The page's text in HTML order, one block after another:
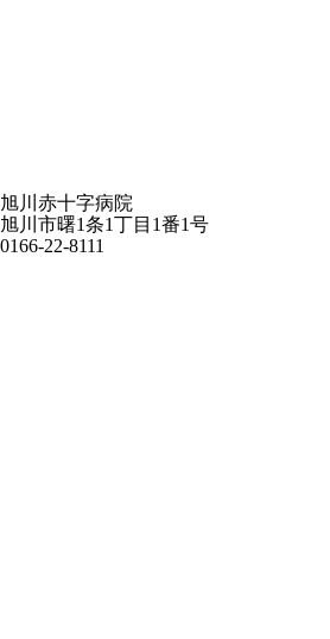
旭川赤十字病院
旭川市曙1条1丁目1番1号
0166-22-8111